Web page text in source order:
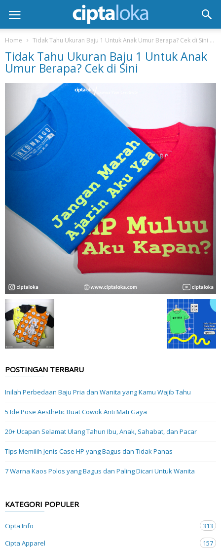
Home Tidak Tahu Ukuran Baju 1 Untuk Anak Umur Berapa? Cek di Sini
Tidak Tahu Ukuran Baju 1 Untuk Anak
Umur Berapa? Cek di Sini
POSTINGAN TERBARU
Inilah Perbedaan Baju Pria dan Wanita yang Kamu Wajib Tahu
5 Ide Pose Aesthetic Buat Cowok Anti Mati Gaya
20+ Ucapan Selamat Ulang Tahun Ibu, Anak, Sahabat, dan Pacar
Tips Memilih Jenis Case HP yang Bagus dan Tidak Panas
7 Warna Kaos Polos yang Bagus dan Paling Dicari Untuk Wanita
KATEGORI POPULER
Cipta Info
313
Cipta Apparel
157